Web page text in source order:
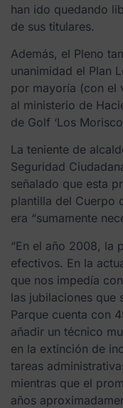
han ido quedando
de sus titulares.
Además, el Pleno
unanimidad el Plan
por mayoría (con el
al ministerio de
de Golf ‘Los
La teniente de
Seguridad
señalado que esta
plantilla del Cuerpo
era “sumamente
“En el año 2008, la
efectivos. En la
que nos impedía
las jubilaciones que
Parque cuenta con
añadir un técnico
en la extinción de
tareas
mientras que el
años